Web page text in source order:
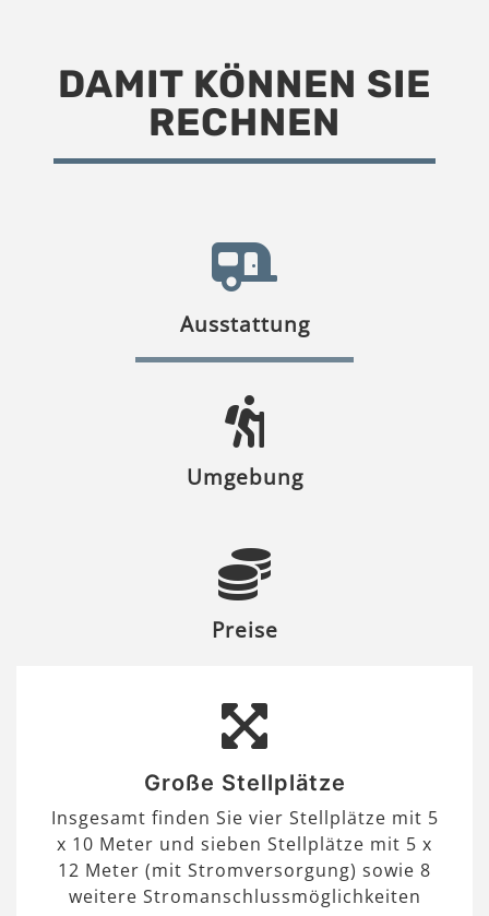
DAMIT KÖNNEN SIE
RECHNEN
Ausstattung
Umgebung
Preise
Große Stellplätze
Insgesamt finden Sie vier Stellplätze mit 5
x 10 Meter und sieben Stellplätze mit 5 x
12 Meter (mit Stromversorgung) sowie 8
weitere Stromanschlussmöglichkeiten